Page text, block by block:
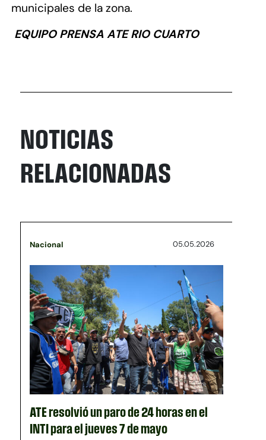
municipales de la zona.
EQUIPO PRENSA ATE RIO CUARTO
NOTICIAS
RELACIONADAS
Nacional 05.05.2026
ATE resolvió un paro de 24 horas en el
INTI para el jueves 7 de mayo